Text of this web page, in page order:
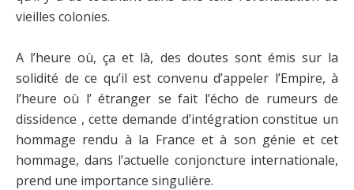
vieilles colonies.
A l’heure où, ça et là, des doutes sont émis sur la
solidité de ce qu’il est convenu d’appeler l’Empire, à
l’heure où l’ étranger se fait l’écho de rumeurs de
dissidence , cette demande d’intégration constitue un
hommage rendu à la France et à son génie et cet
hommage, dans l’actuelle conjoncture internationale,
prend une importance singulière.